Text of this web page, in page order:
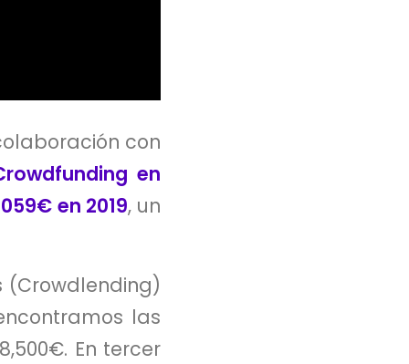
con
en
en 2019, un
las
En tercer